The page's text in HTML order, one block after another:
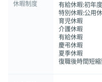
休暇制度
有給休暇:初年
特別休暇:公用
育児休暇
介護休暇
有給休暇
慶弔休暇
夏季休暇
復職後時間短縮